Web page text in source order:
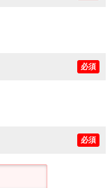
必須
必須